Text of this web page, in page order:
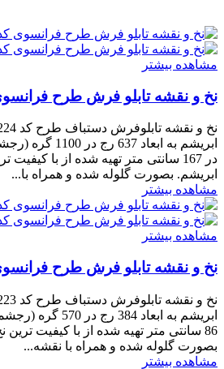
مشاهده بیشتر
نخ و نقشه تابلو فرش طرح فرانسوی
در 167 سانتی متر تهیه شده از با
ابریشم. بصورت گلوله شده و همراه با...
مشاهده بیشتر
مشاهده بیشتر
نخ و نقشه تابلو فرش طرح فرانسوی
86 سانتی متر تهیه شده از با کیفیت
بصورت گلوله شده و همراه با نقشه...
مشاهده بیشتر